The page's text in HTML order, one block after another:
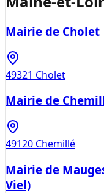
Mairie de Cholet
49321 Cholet
Mairie de
49120 Chemillé
Mairie de
Viel)